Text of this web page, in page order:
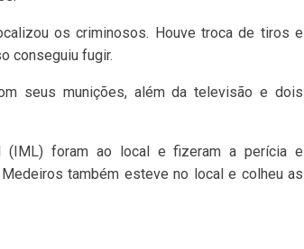
os criminosos. Houve troca de tiros e
conseguiu fugir.
seus munições, além da televisão e dois
(IML) foram ao local e fizeram a perícia e
também esteve no local e colheu as